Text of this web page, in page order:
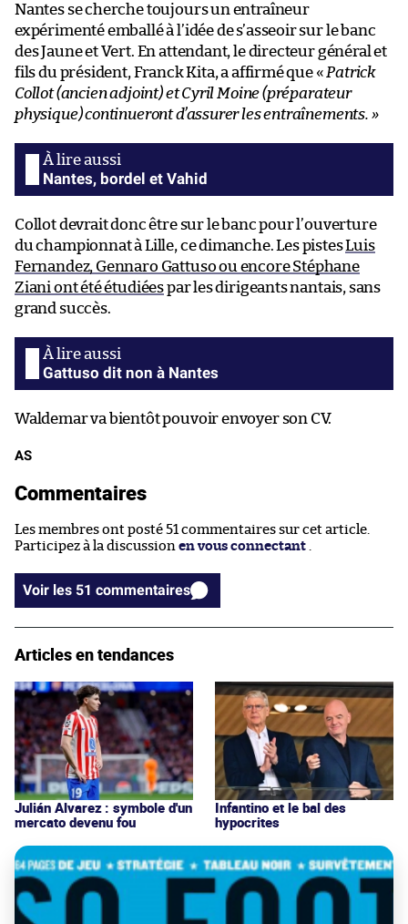
Nantes se cherche toujours un entraîneur
expérimenté emballé à l’idée de s’asseoir sur le banc
des Jaune et Vert. En attendant, le directeur général et
fils du président, Franck Kita, a affirmé que « Patrick
Collot (ancien adjoint) et Cyril Moine (préparateur
physique)continueront d’assurer les entraînements. »
Nantes, bordel et Vahid
Collot devrait donc être sur le banc pour l’ouverture
du championnat à Lille, ce dimanche. Les pistesLuis
Fernandez, Gennaro Gattuso ou encore Stéphane
Ziani ont été étudiéespar les dirigeants nantais, sans
grand succès.
Gattuso dit non à Nantes
Waldemar va bientôt pouvoir envoyer son CV.
AS
Commentaires
Les membres ont posté 51 commentaires sur cet article.
Participez à la discussion en vous connectant
Voir les 51 commentaires
Articles en tendances
Julián Alvarez : symbole d'un
mercato devenu fou
Infantino et le bal des
hypocrites